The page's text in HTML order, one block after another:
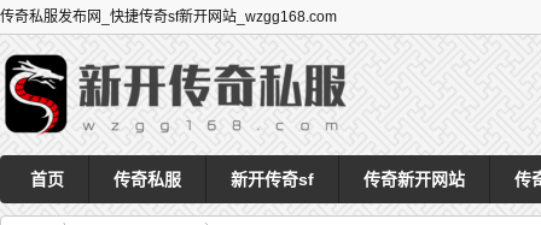
传奇私服发布网_快捷传奇sf新开网站_wzgg168.com
首页 传奇私服 新开传奇sf 传奇新开网站 传